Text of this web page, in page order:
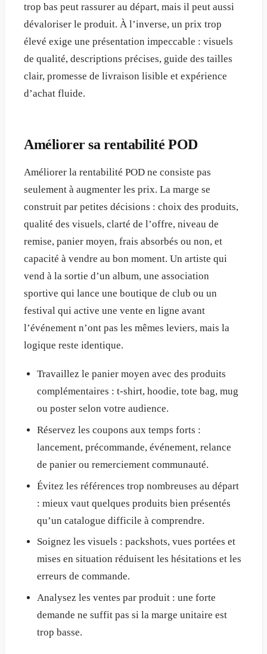
trop bas peut rassurer au départ, mais il peut aussi
dévaloriser le produit. À l’inverse, un prix trop
élevé exige une présentation impeccable : visuels
de qualité, descriptions précises, guide des tailles
clair, promesse de livraison lisible et expérience
d’achat fluide.
Améliorer sa rentabilité POD
Améliorer la rentabilité POD ne consiste pas
seulement à augmenter les prix. La marge se
construit par petites décisions : choix des produits,
qualité des visuels, clarté de l’offre, niveau de
remise, panier moyen, frais absorbés ou non, et
capacité à vendre au bon moment. Un artiste qui
vend à la sortie d’un album, une association
sportive qui lance une boutique de club ou un
festival qui active une vente en ligne avant
l’événement n’ont pas les mêmes leviers, mais la
logique reste identique.
Travaillez le panier moyen avec des produits
complémentaires : t-shirt, hoodie, tote bag, mug
ou poster selon votre audience.
Réservez les coupons aux temps forts :
lancement, précommande, événement, relance
de panier ou remerciement communauté.
Évitez les références trop nombreuses au départ
: mieux vaut quelques produits bien présentés
qu’un catalogue difficile à comprendre.
Soignez les visuels : packshots, vues portées et
mises en situation réduisent les hésitations et les
erreurs de commande.
Analysez les ventes par produit : une forte
demande ne suffit pas si la marge unitaire est
trop basse.